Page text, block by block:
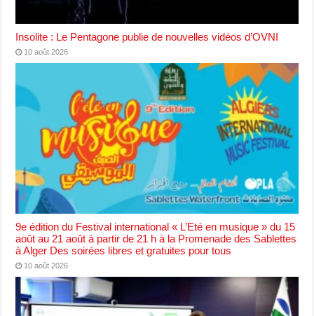
Insolite : Le Pentagone publie de nouvelles vidéos d’OVNI
10 août 2026
9e édition du Festival international « L’Eté en musique » du 15
août au 21 août à partir de 21 h à la Promenade des Sablettes
à Alger Des soirées libres et gratuites pour tous
10 août 2026